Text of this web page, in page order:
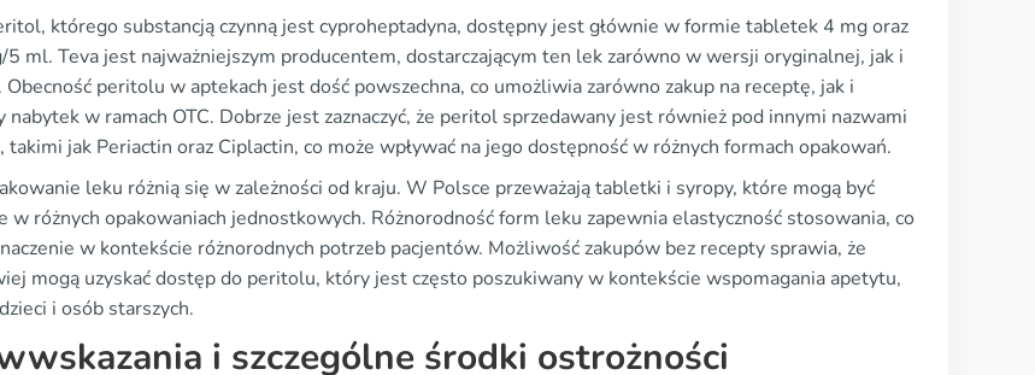
którego substancją czynną jest cyproheptadyna, dostępny jest głównie w formie tabletek 4 mg oraz
5 ml. Teva jest najważniejszym producentem, dostarczającym ten lek zarówno w wersji oryginalnej, jak i
Obecność peritolu w aptekach jest dość powszechna, co umożliwia zarówno zakup na receptę, jak i
nabytek w ramach OTC. Dobrze jest zaznaczyć, że peritol sprzedawany jest również pod innymi nazwami
takimi jak Periactin oraz Ciplactin, co może wpływać na jego dostępność w różnych formach opakowań.
leku różnią się w zależności od kraju. W Polsce przeważają tabletki i syropy, które mogą być
w różnych opakowaniach jednostkowych. Różnorodność form leku zapewnia elastyczność stosowania, co
w kontekście różnorodnych potrzeb pacjentów. Możliwość zakupów bez recepty sprawia, że
mogą uzyskać dostęp do peritolu, który jest często poszukiwany w kontekście wspomagania apetytu,
i osób starszych.
i szczególne środki ostrożności